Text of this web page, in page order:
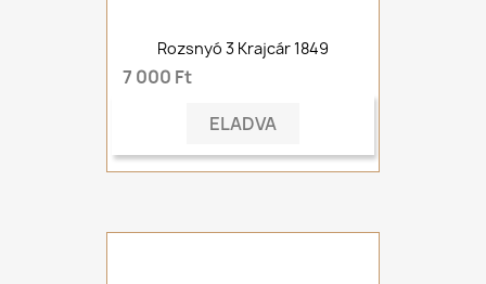
Rozsnyó 3 Krajcár 1849
7 000 Ft
ELADVA